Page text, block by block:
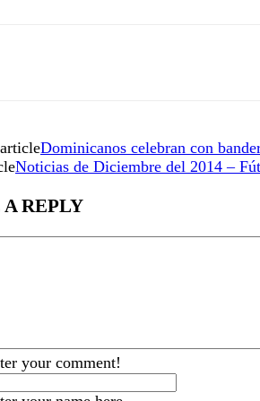
Dominicanos celebran con
Noticias de Diciembre del 2014 –
REPLY
your comment!